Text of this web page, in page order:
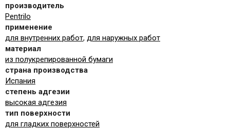
производитель
Pentrilo
применение
для внутренних работ, для наружных работ
материал
из полукрепированной бумаги
страна производства
Испания
степень адгезии
высокая адгезия
тип поверхности
для гладких поверхностей